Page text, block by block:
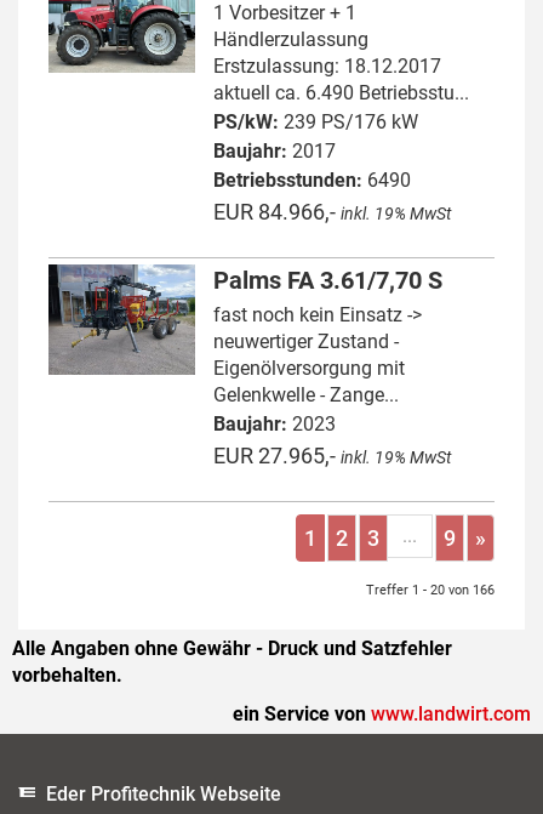
1 Vorbesitzer + 1
Händlerzulassung
Erstzulassung: 18.12.2017
aktuell ca. 6.490 Betriebsstu...
PS/kW: 239 PS/176 kW
Baujahr: 2017
Betriebsstunden: 6490
EUR 84.966,- inkl. 19% MwSt
Palms FA 3.61/7,70 S
fast noch kein Einsatz ->
neuwertiger Zustand -
Eigenölversorgung mit
Gelenkwelle - Zange...
Baujahr: 2023
EUR 27.965,- inkl. 19% MwSt
1 2 3 ... 9 »
Treffer 1 - 20 von 166
Alle Angaben ohne Gewähr - Druck und Satzfehler
vorbehalten.
ein Service von www.landwirt.com
Eder Profitechnik Webseite